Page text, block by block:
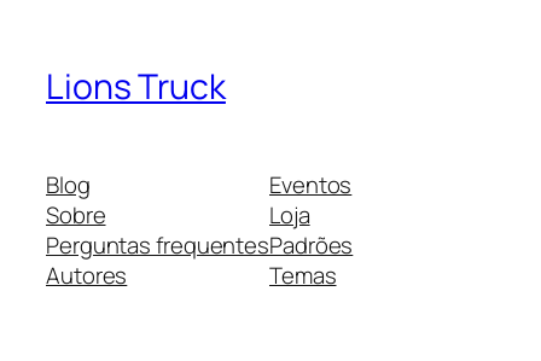
Lions Truck
Blog
Sobre
Perguntas frequentes
Autores
Eventos
Loja
Padrões
Temas